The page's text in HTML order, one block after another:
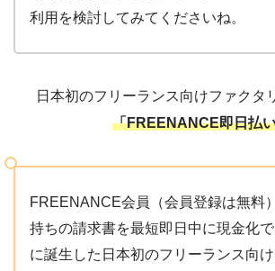
利用を検討してみてくださいね。
日本初のフリーランス向けファクタ
「FREENANCE即日払
FREENANCE会員（会員登録は無料
持ちの請求書を最短即日中に現金化
に誕生した日本初のフリーランス向